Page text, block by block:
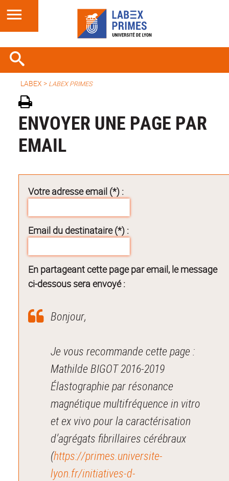
LABEX > LABEX PRIMES
ENVOYER UNE PAGE PAR
EMAIL
Votre adresse email (*) :
Email du destinataire (*) :
En partageant cette page par email, le message
ci-dessous sera envoyé :
Bonjour,
Je vous recommande cette page :
Mathilde BIGOT 2016-2019
Élastographie par résonance
magnétique multifréquence in vitro
et ex vivo pour la caractérisation
d’agrégats fibrillaires cérébraux
(https://primes.universite-
lyon.fr/initiatives-d-